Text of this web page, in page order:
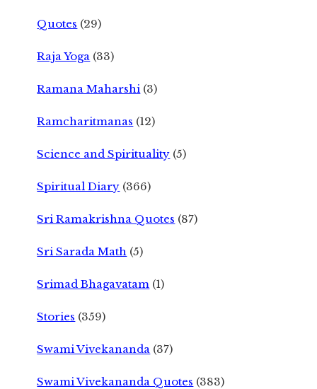
Quotes (29)
Raja Yoga (33)
Ramana Maharshi (3)
Ramcharitmanas (12)
Science and Spirituality (5)
Spiritual Diary (366)
Sri Ramakrishna Quotes (87)
Sri Sarada Math (5)
Srimad Bhagavatam (1)
Stories (359)
Swami Vivekananda (37)
Swami Vivekananda Quotes (383)